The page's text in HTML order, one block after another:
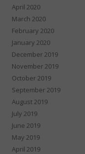
April 2020
March 2020
February 2020
January 2020
December 2019
November 2019
October 2019
September 2019
August 2019
July 2019
June 2019
May 2019
April 2019